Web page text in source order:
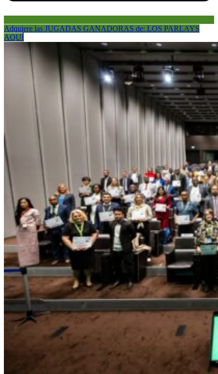
Adquiere las JUGADAS GANADORAS de: LOS PARLAYS
AQUÍ